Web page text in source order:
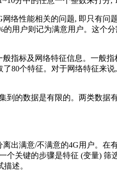
络性能相关的问题, 即只有
的用户则记为满意用户。这
指标及网络特征信息。一般
80个特征。对于网络特征来
的数据是有限的。两类数
出满意/不满意的4G用户。
关键的步骤是特征 (变量)
述。